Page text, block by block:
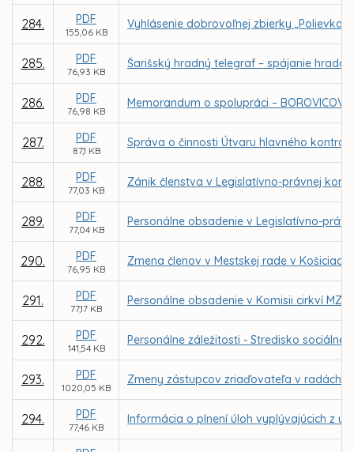
284. PDF
155,06 KB
Vyhlásenie dobrovoľnej zbierky „Polievka
285. PDF
76,93 KB
Šarišský hradný telegraf – spájanie
286. PDF
76,98 KB
Memorandum o spolupráci – BOROVICOVÝ
287. PDF
87,1 KB
Správa o činnosti Útvaru hlavného
288. PDF
77,03 KB
Zánik členstva v Legislatívno-právnej
289. PDF
77,04 KB
Personálne obsadenie v Legislatívno-
290. PDF
76,95 KB
Zmena členov v Mestskej rade v Košiciach
291. PDF
77,17 KB
Personálne obsadenie v Komisii cirkví MZ
292. PDF
141,54 KB
Personálne záležitosti - Stredisko
293. PDF
1020,05 KB
Zmeny zástupcov zriaďovateľa v radách
294. PDF
77,46 KB
Informácia o plnení úloh vyplývajúcich z